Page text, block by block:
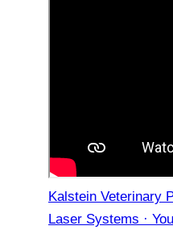
Kalstein Veterinary
Laser Systems ·